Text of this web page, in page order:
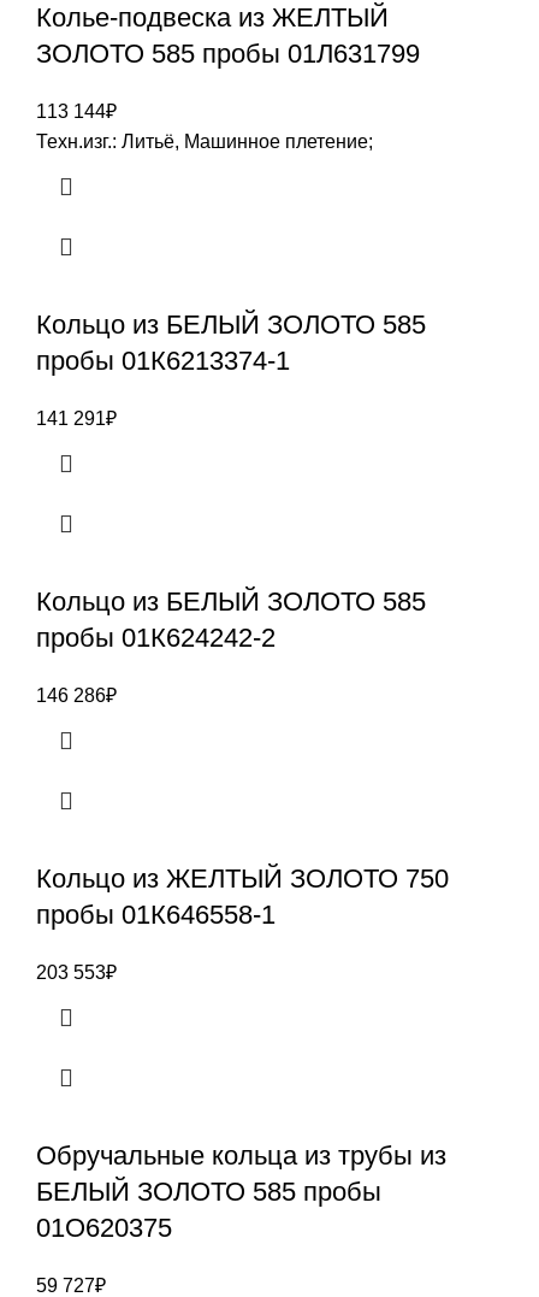
Колье-подвеска из ЖЕЛТЫЙ
ЗОЛОТО 585 пробы 01Л631799
113 144₽
Техн.изг.: Литьё, Машинное плетение;
Кольцо из БЕЛЫЙ ЗОЛОТО 585
пробы 01К6213374-1
141 291₽
Кольцо из БЕЛЫЙ ЗОЛОТО 585
пробы 01К624242-2
146 286₽
Кольцо из ЖЕЛТЫЙ ЗОЛОТО 750
пробы 01К646558-1
203 553₽
Обручальные кольца из трубы из
БЕЛЫЙ ЗОЛОТО 585 пробы
01О620375
59 727₽